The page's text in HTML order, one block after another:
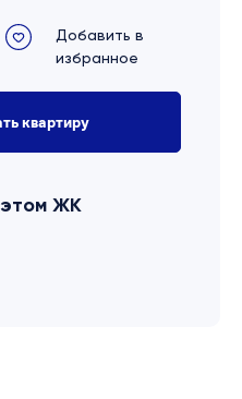
Добавить в
избранное
квартиру
ЖК